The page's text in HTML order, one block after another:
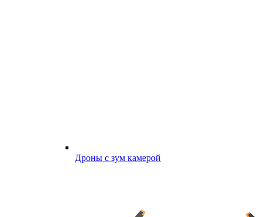
Дроны с зум камерой